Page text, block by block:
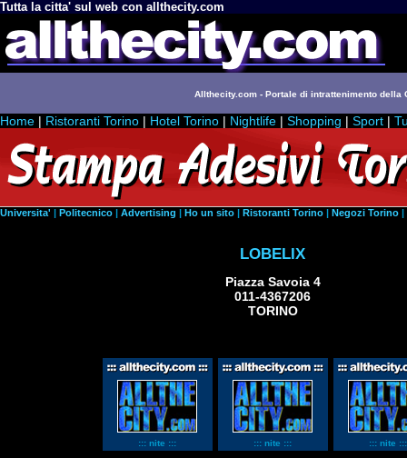
Tutta la citta' sul web con allthecity.com
Allthecity.com - Portale di intrattenimento della
Home | Ristoranti Torino | Hotel Torino | Nightlife | Shopping | Sport |
Universita' | Politecnico | Advertising | Ho un sito | Ristoranti Torino | Negozi Torino |
LOBELIX
Piazza Savoia 4
011-4367206
TORINO
::: nite ::: ::: nite ::: ::: nite :::